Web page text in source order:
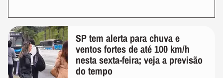
SP tem alerta para chuva e
ventos fortes de até 100 km/h
nesta sexta-feira; veja a previsão
do tempo